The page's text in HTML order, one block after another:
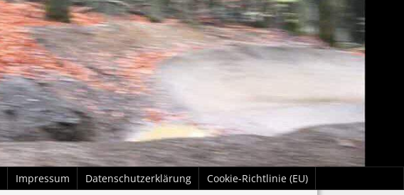
Impressum Datenschutzerklärung
Cookie-Richtlinie (EU)